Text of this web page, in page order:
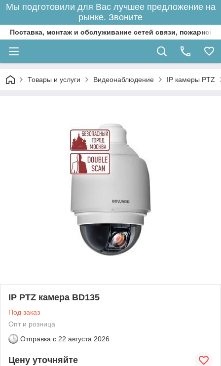
Мы подготовили для Вас лучшее предложение на
рынке. Звоните
Поставка, монтаж и обслуживание сетей связи, пожарной
Товары и услуги Видеонаблюдение IP камеры PTZ
IP PTZ камера BD135
Под заказ
Опт и розница
Отправка с 22 августа 2026
Цену уточняйте